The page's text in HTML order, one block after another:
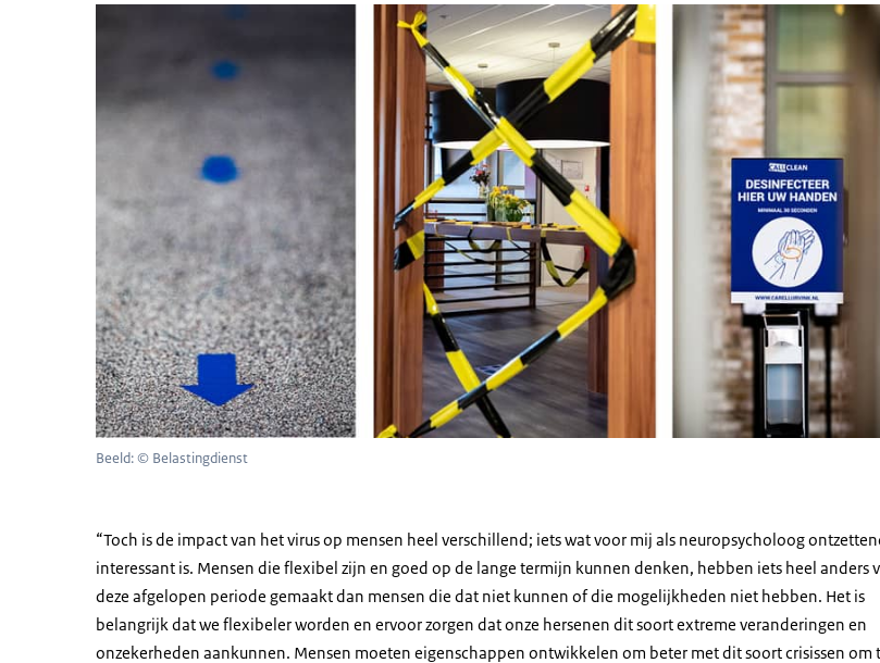
Beeld: © Belastingdienst
“Toch is de impact van het virus op mensen heel verschillend; iets wat voor mij als neuropsycholoog
interessant is. Mensen die flexibel zijn en goed op de lange termijn kunnen denken, hebben iets heel anders
deze afgelopen periode gemaakt dan mensen die dat niet kunnen of die mogelijkheden niet hebben. Het is
belangrijk dat we flexibeler worden en ervoor zorgen dat onze hersenen dit soort extreme veranderingen en
onzekerheden aankunnen. Mensen moeten eigenschappen ontwikkelen om beter met dit soort crisissen om